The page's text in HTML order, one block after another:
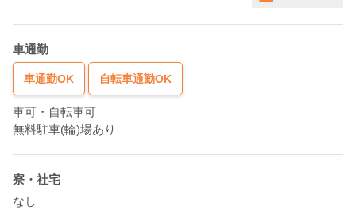
車通勤
車通勤OK 自転車通勤OK
車可・自転車可
無料駐車(輪)場あり
寮・社宅
なし